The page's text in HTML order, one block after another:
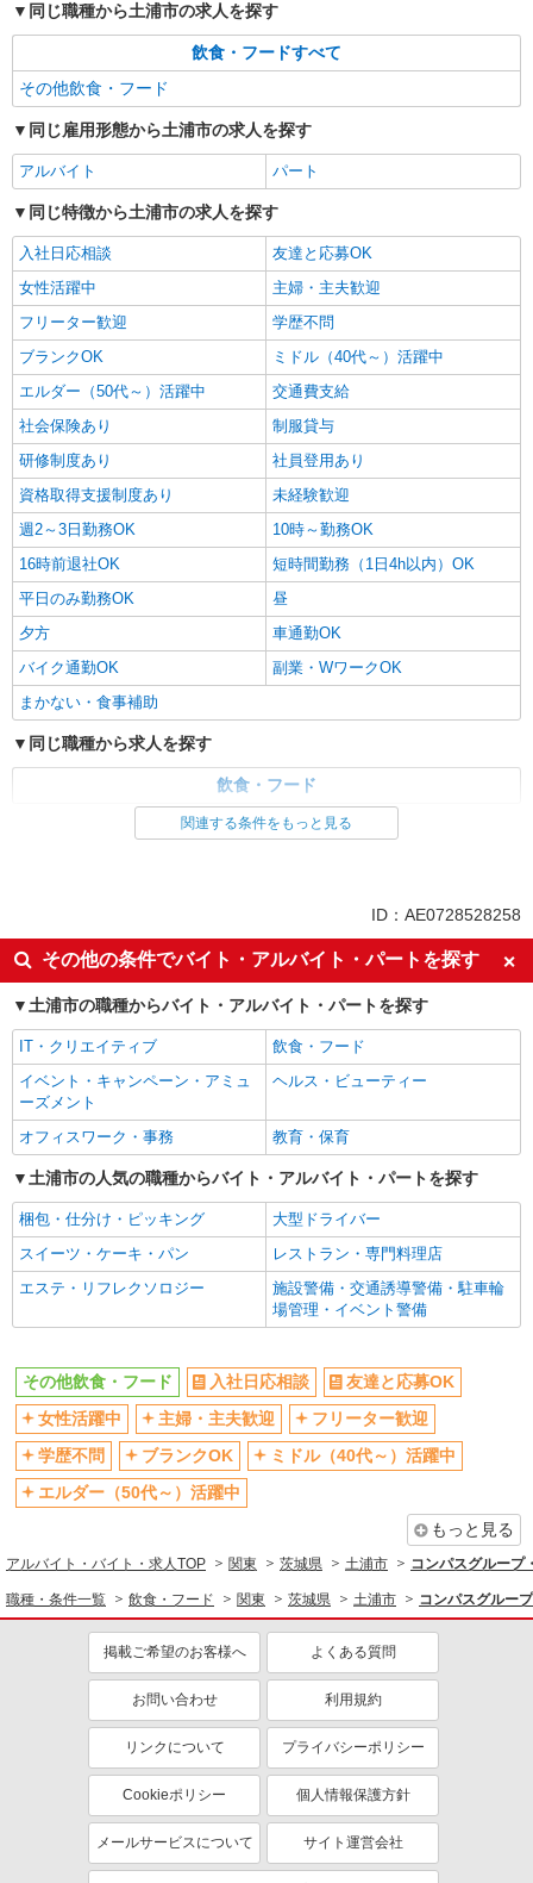
同じ職種から土浦市の求人を探す
飲食・フードすべて
その他飲食・フード
同じ雇用形態から土浦市の求人を探す
アルバイト パート
同じ特徴から土浦市の求人を探す
入社日応相談
友達と応募OK
女性活躍中
主婦・主夫歓迎
フリーター歓迎
学歴不問
ブランクOK
ミドル（40代～）活躍中
エルダー（50代～）活躍中
交通費支給
社会保険あり
制服貸与
研修制度あり
社員登用あり
資格取得支援制度あり
未経験歓迎
週2～3日勤務OK
10時～勤務OK
16時前退社OK
短時間勤務（1日4h以内）OK
平日のみ勤務OK
昼
夕方
車通勤OK
バイク通勤OK
副業・WワークOK
まかない・食事補助
同じ職種から求人を探す
飲食・フード
同じ特徴から求人を探す
未経験歓迎
週2～3日勤務OK
短時間勤務（1日4h以内）OK
車通勤OK
副業・WワークOK
まかない・食事補助
関連する条件をもっと見る
ID：AE0728528258
その他の条件でバイト・アルバイト・パートを探す
土浦市の職種からバイト・アルバイト・パートを探す
IT・クリエイティブ
飲食・フード
イベント・キャンペーン・アミュ
ーズメント
ヘルス・ビューティー
オフィスワーク・事務 教育・保育
土浦市の人気の職種からバイト・アルバイト・パートを探す
梱包・仕分け・ピッキング
大型ドライバー
スイーツ・ケーキ・パン
レストラン・専門料理店
エステ・リフレクソロジー
施設警備・交通誘導警備・駐車輪
場管理・イベント警備
その他飲食・フード 入社日応相談
友達と応募OK
女性活躍中
主婦・主夫歓迎
フリーター歓迎
学歴不問
ブランクOK
ミドル（40代～）活躍中
エルダー（50代～）活躍中
もっと見る
アルバイト・バイト・求人TOP 関東 茨城県 土浦市 コンパスグルー
職種・条件一覧 飲食・フード 関東 茨城県 土浦市 コンパスグルー
掲載ご希望のお客様へ よくある質問
お問い合わせ 利用規約
リンクについて プライバシーポリシー
Cookieポリシー 個人情報保護方針
メールサービスについて サイト運営会社